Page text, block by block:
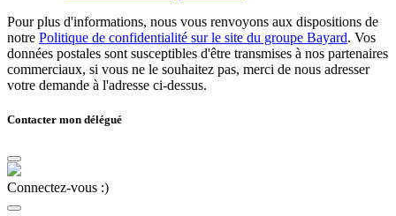
Pour plus d'informations, nous vous renvoyons aux dispositions de
notre Politique de confidentialité sur le site du groupe Bayard. Vos
données postales sont susceptibles d'être transmises à nos partenaires
commerciaux, si vous ne le souhaitez pas, merci de nous adresser
votre demande à l'adresse ci-dessus.
Contacter mon délégué
Connectez-vous :)